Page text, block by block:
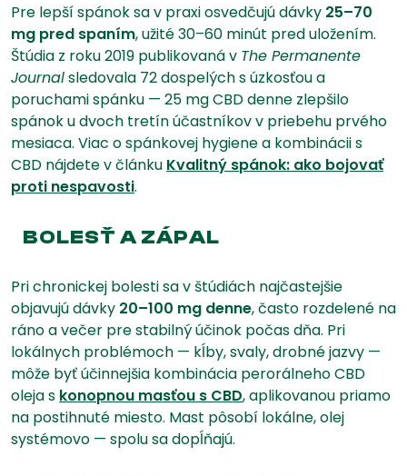
Pre lepší spánok sa v praxi osvedčujú dávky 25–70
mg pred spaním, užité 30–60 minút pred uložením.
Štúdia z roku 2019 publikovaná v The Permanente
Journalsledovala 72 dospelých s úzkosťou a
poruchami spánku — 25 mg CBD denne zlepšilo
spánok u dvoch tretín účastníkov v priebehu prvého
mesiaca. Viac o spánkovej hygiene a kombinácii s
CBD nájdete v článku Kvalitný spánok: ako bojovať
proti nespavosti.
BOLESŤ A ZÁPAL
Pri chronickej bolesti sa v štúdiách najčastejšie
objavujú dávky 20–100 mg denne, často rozdelené na
ráno a večer pre stabilný účinok počas dňa. Pri
lokálnych problémoch — kĺby, svaly, drobné jazvy —
môže byť účinnejšia kombinácia perorálneho CBD
oleja s konopnou masťou s CBD, aplikovanou priamo
na postihnuté miesto. Mast pôsobí lokálne, olej
systémovo — spolu sa dopĺňajú.